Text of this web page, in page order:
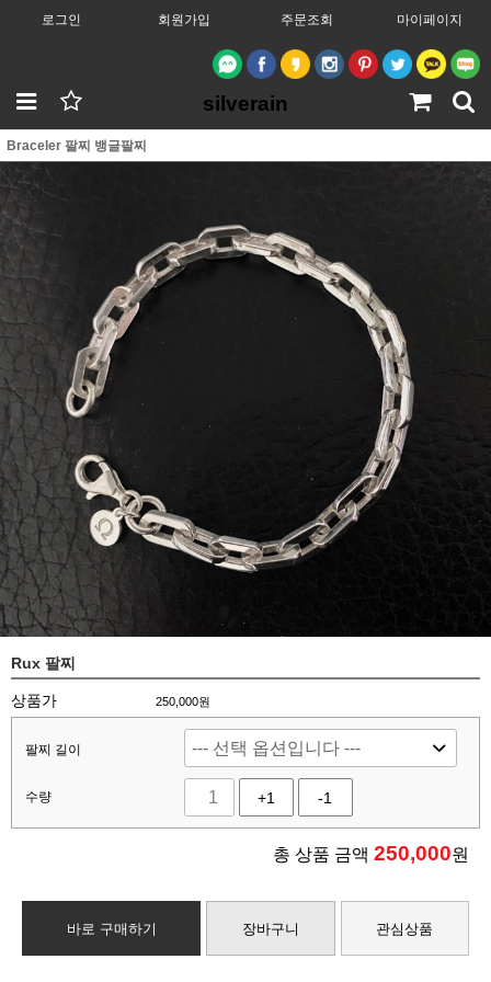
로그인 회원가입 주문조회 마이페이지
silverain
Braceler 팔찌 뱅글팔찌
Rux 팔찌
상품가 250,000원
팔찌 길이
수량 +1 -1
총 상품 금액 250,000원
바로 구매하기 장바구니 관심상품